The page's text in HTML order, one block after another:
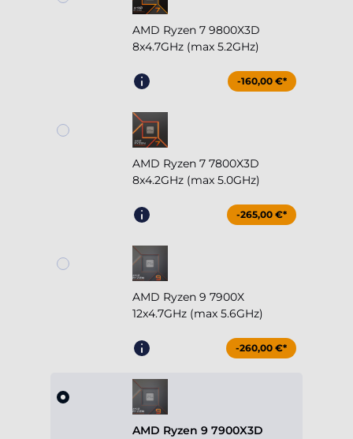
AMD Ryzen 7 9800X3D
8x4.7GHz (max 5.2GHz)
-160,00 €*
AMD Ryzen 7 7800X3D
8x4.2GHz (max 5.0GHz)
-265,00 €*
AMD Ryzen 9 7900X
12x4.7GHz (max 5.6GHz)
-260,00 €*
AMD Ryzen 9 7900X3D